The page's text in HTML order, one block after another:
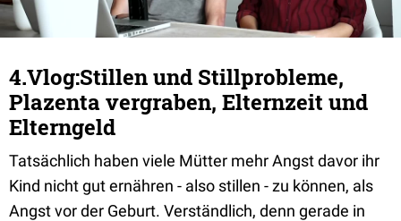
4.Vlog:Stillen und Stillprobleme,
Plazenta vergraben, Elternzeit und
Elterngeld
Tatsächlich haben viele Mütter mehr Angst davor ihr
Kind nicht gut ernähren - also stillen - zu können, als
Angst vor der Geburt. Verständlich, denn gerade in